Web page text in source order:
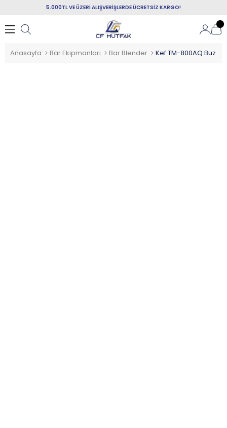
5.000TL VE ÜZERİ ALIŞVERİŞLERDE ÜCRETSİZ KARGO!
Anasayfa Bar Ekipmanları Bar Blender